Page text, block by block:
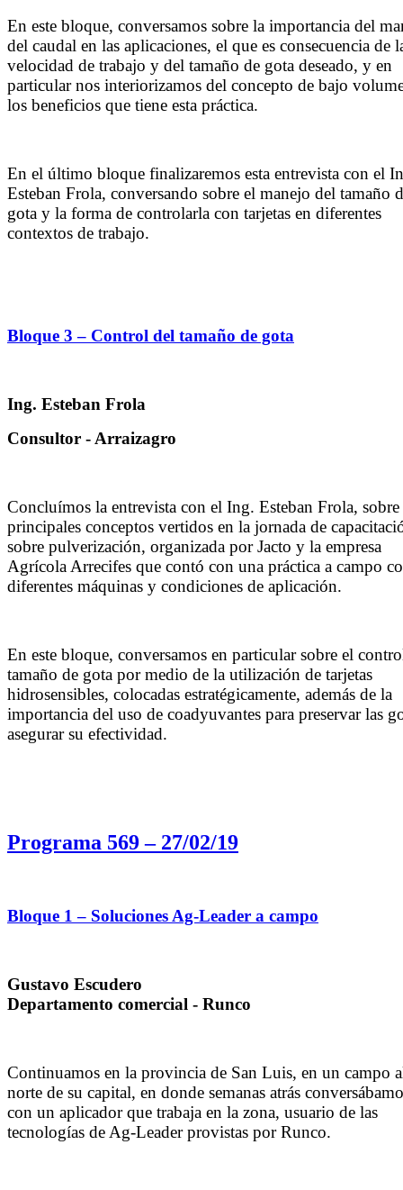
En este bloque, conversamos sobre la importancia del
del caudal en las aplicaciones, el que es consecuencia de
velocidad de trabajo y del tamaño de gota deseado, y en
particular nos interiorizamos del concepto de bajo
los beneficios que tiene esta práctica.
En el último bloque finalizaremos esta entrevista con el
Esteban Frola, conversando sobre el manejo del tamaño
gota y la forma de controlarla con tarjetas en diferentes
contextos de trabajo.
Bloque 3 – Control del tamaño de gota
Ing. Esteban Frola
Consultor - Arraizagro
Concluímos la entrevista con el Ing. Esteban Frola,
principales conceptos vertidos en la jornada de
sobre pulverización, organizada por Jacto y la empresa
Agrícola Arrecifes que contó con una práctica a campo
diferentes máquinas y condiciones de aplicación.
En este bloque, conversamos en particular sobre el
tamaño de gota por medio de la utilización de tarjetas
hidrosensibles, colocadas estratégicamente, además de la
importancia del uso de coadyuvantes para preservar las
asegurar su efectividad.
Programa 569 – 27/02/19
Bloque 1 – Soluciones Ag-Leader a campo
Gustavo Escudero
Departamento comercial - Runco
Continuamos en la provincia de San Luis, en un campo
norte de su capital, en donde semanas atrás
con un aplicador que trabaja en la zona, usuario de las
tecnologías de Ag-Leader provistas por Runco.